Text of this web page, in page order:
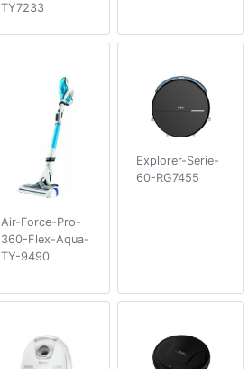
TY7233
Air-Force-Pro-
360-Flex-Aqua-
TY-9490
Explorer-Serie-
60-RG7455